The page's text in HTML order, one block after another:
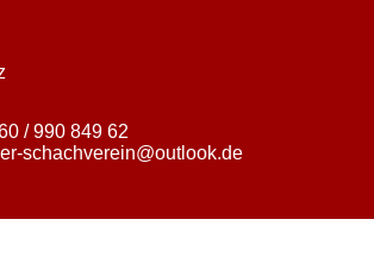
/ 990 849 62
schachverein@outlook.de